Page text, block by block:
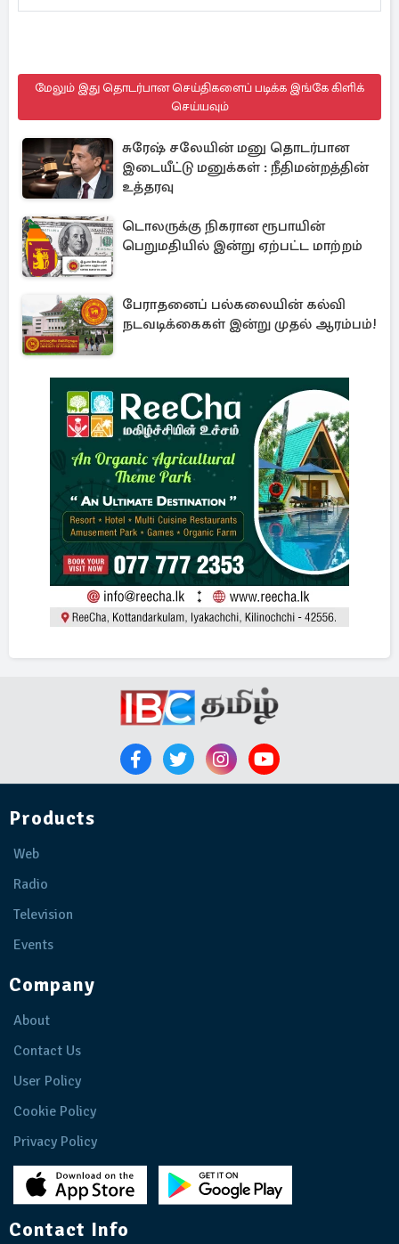
மேலும் இது தொடர்பான செய்திகளைப் படிக்க இங்கே கிளிக்
செய்யவும்
சுரேஷ் சலேயின் மனு தொடர்பான
இடையீட்டு மனுக்கள் : நீதிமன்றத்தின்
உத்தரவு
டொலருக்கு நிகரான ரூபாயின்
பெறுமதியில் இன்று ஏற்பட்ட மாற்றம்
பேராதனைப் பல்கலையின் கல்வி
நடவடிக்கைகள் இன்று முதல் ஆரம்பம்!
Products
Web
Radio
Television
Events
Company
About
Contact Us
User Policy
Cookie Policy
Privacy Policy
Contact Info